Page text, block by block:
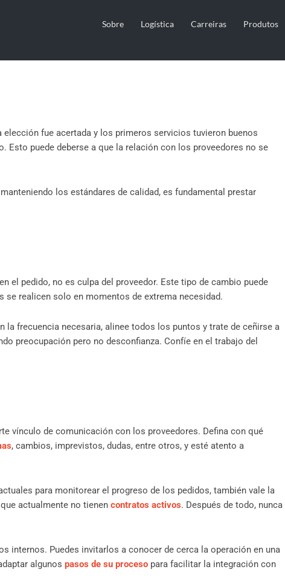
Sobre Logística Carreiras
Produtos
fue acertada y los primeros servicios tuvieron buenos
Esto puede deberse a que la relación con los proveedores no se
los estándares de calidad, es fundamental prestar
el pedido, no es culpa del proveedor. Este tipo de cambio puede
realicen solo en momentos de extrema necesidad.
la frecuencia necesaria, alinee todos los puntos y trate de ceñirse a
preocupación pero no desconfianza. Confíe en el trabajo del
vínculo de comunicación con los proveedores. Defina con qué
, cambios, imprevistos, dudas, entre otros, y esté atento a
para monitorear el progreso de los pedidos, también vale la
actualmente no tienen contratos activos. Después de todo, nunca
internos. Puedes invitarlos a conocer de cerca la operación en una
algunos pasos de su procesopara facilitar la integración con